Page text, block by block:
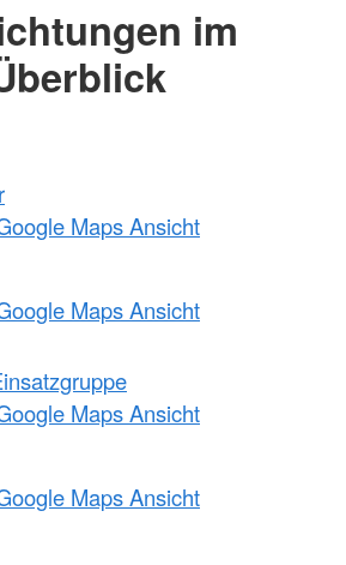
im
Maps Ansicht
Maps Ansicht
Maps Ansicht
Maps Ansicht